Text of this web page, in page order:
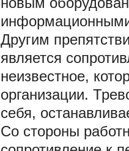
Другим
является
неизвестное,
организации.
себя,
Со стороны